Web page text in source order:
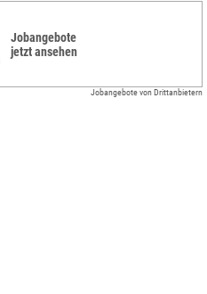
Jobangebote
jetzt ansehen
Jobangebote von Drittanbietern